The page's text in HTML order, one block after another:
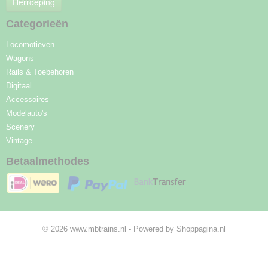
Categorieën
Locomotieven
Wagons
Rails & Toebehoren
Digitaal
Accessoires
Modelauto's
Scenery
Vintage
Betaalmethodes
© 2026 www.mbtrains.nl - Powered by Shoppagina.nl